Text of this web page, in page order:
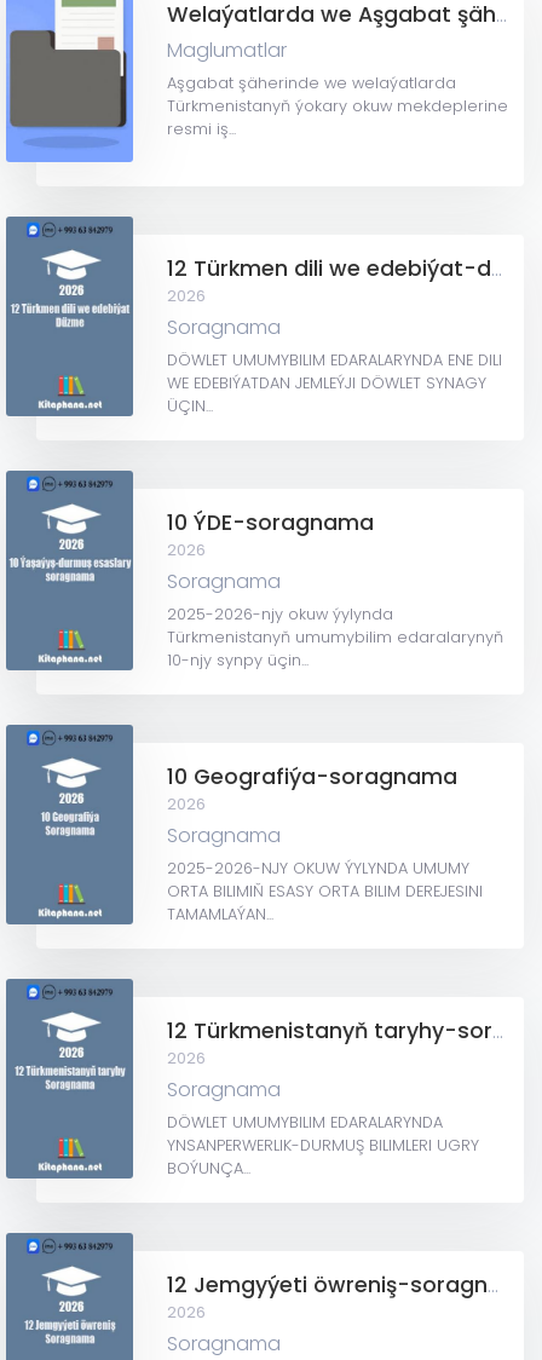
Welaýatlarda we Aşgabat şäherinde Resmi iş kagyzlarynyň kabul ediljek ýerleri barada maglumat
Maglumatlar
Aşgabat şäherinde we welaýatlarda
Türkmenistanyň ýokary okuw mekdeplerine
resmi iş...
12 Türkmen dili we edebiýat-düzme
2026
Soragnama
DÖWLET UMUMYBILIM EDARALARYNDA ENE DILI
WE EDEBIÝATDAN JEMLEÝJI DÖWLET SYNAGY
ÜÇIN...
10 ÝDE-soragnama
2026
Soragnama
2025-2026-njy okuw ýylynda
Türkmenistanyň umumybilim edaralarynyň
10-njy synpy üçin...
10 Geografiýa-soragnama
2026
Soragnama
2025-2026-NJY OKUW ÝYLYNDA UMUMY
ORTA BILIMIŇ ESASY ORTA BILIM DEREJESINI
TAMAMLAÝAN...
12 Türkmenistanyň taryhy-soragnama
2026
Soragnama
DÖWLET UMUMYBILIM EDARALARYNDA
YNSANPERWERLIK-DURMUŞ BILIMLERI UGRY
BOÝUNÇA...
12 Jemgyýeti öwreniş-soragnama
2026
Soragnama